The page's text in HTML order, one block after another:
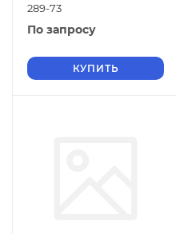
289-73
По запросу
КУПИТЬ